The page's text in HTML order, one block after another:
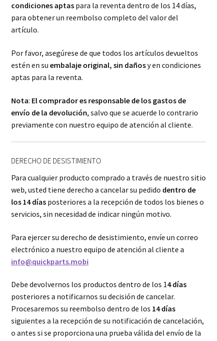
condiciones aptaspara la reventa dentro de los 14 días,
para obtener un reembolso completo del valor del
artículo.
Por favor, asegúrese de que todos los artículos devueltos
estén en su embalaje original, sin dañosy en condiciones
aptas para la reventa.
Nota: El comprador es responsable de los gastos de
envío de la devolución, salvo que se acuerde lo contrario
previamente con nuestro equipo de atención al cliente.
DERECHO DE DESISTIMIENTO
Para cualquier producto comprado a través de nuestro sitio
web, usted tiene derecho a cancelar su pedido dentro de
los 14 díasposteriores a la recepción de todos los bienes o
servicios, sin necesidad de indicar ningún motivo.
Para ejercer su derecho de desistimiento, envíe un correo
electrónico a nuestro equipo de atención al cliente a
info@quickparts.mobi
Debe devolvernos los productos dentro de los 14 días
posteriores a notificarnos su decisión de cancelar.
Procesaremos su reembolso dentro de los 14 días
siguientes a la recepción de su notificación de cancelación,
o antes si se proporciona una prueba válida del envío de la